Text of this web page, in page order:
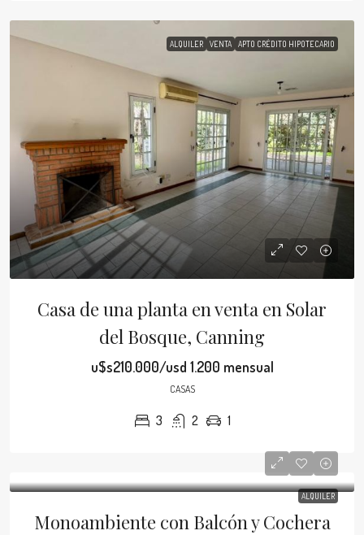
ALQUILER VENTA APTO CRÉDITO HIPOTECARIO
Casa de una planta en venta en Solar
del Bosque, Canning
u$s210.000/usd 1.200 mensual
CASAS
3 2 1
ALQUILER
Monoambiente con Balcón y Cochera